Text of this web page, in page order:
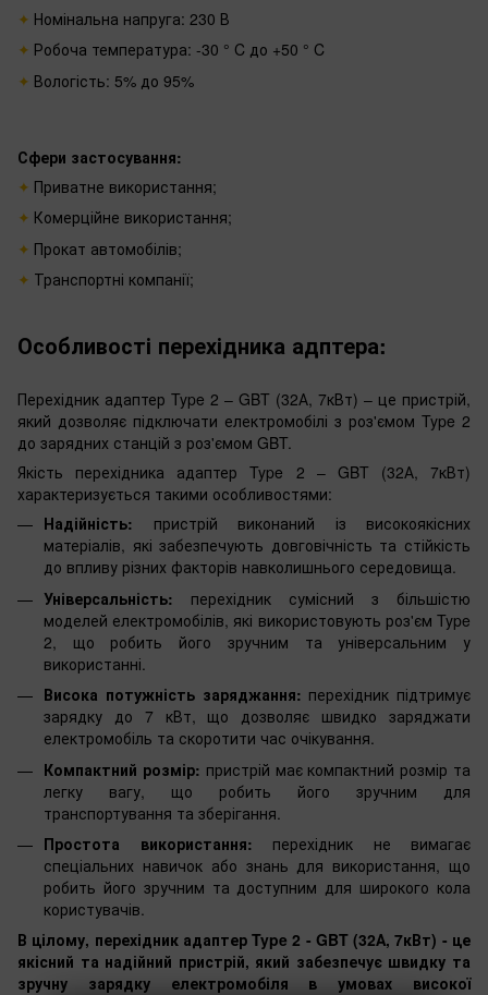
Номінальна напруга: 230 В
Робоча температура: -30 ° C до +50 ° C
Вологість: 5% до 95%
Сфери застосування:
Приватне використання;
Комерційне використання;
Прокат автомобілів;
Транспортні компанії;
Особливості перехідника адптера:
Перехідник адаптер Type 2 – GBT (32А, 7кВт) – це пристрій,
який дозволяє підключати електромобілі з роз'ємом Type 2
до зарядних станцій з роз'ємом GBT.
Якість перехідника адаптер Type 2 – GBT (32А, 7кВт)
характеризується такими особливостями:
Надійність: пристрій виконаний із високоякісних
матеріалів, які забезпечують довговічність та стійкість
до впливу різних факторів навколишнього середовища.
Універсальність: перехідник сумісний з більшістю
моделей електромобілів, які використовують роз'єм Type
2, що робить його зручним та універсальним у
використанні.
Висока потужність заряджання: перехідник підтримує
зарядку до 7 кВт, що дозволяє швидко заряджати
електромобіль та скоротити час очікування.
Компактний розмір: пристрій має компактний розмір та
легку вагу, що робить його зручним для
транспортування та зберігання.
Простота використання: перехідник не вимагає
спеціальних навичок або знань для використання, що
робить його зручним та доступним для широкого кола
користувачів.
В цілому, перехідник адаптер Type 2 - GBT (32А, 7кВт) - це
якісний та надійний пристрій, який забезпечує швидку та
зручну зарядку електромобіля в умовах високої